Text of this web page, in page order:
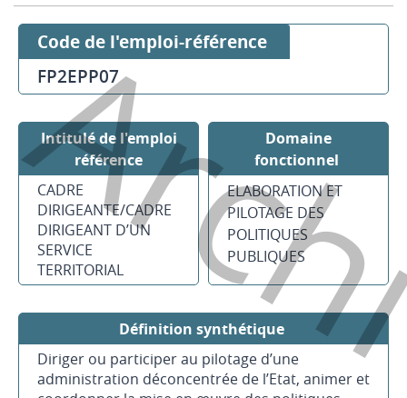
Code de l'emploi-référence
FP2EPP07
Intitulé de l'emploi
référence
CADRE
DIRIGEANTE/CADRE
DIRIGEANT D’UN
SERVICE
TERRITORIAL
Domaine
fonctionnel
ELABORATION ET
PILOTAGE DES
POLITIQUES
PUBLIQUES
Définition synthétique
Diriger ou participer au pilotage d’une
administration déconcentrée de l’Etat, animer et